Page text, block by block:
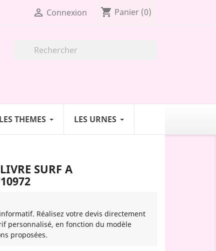
 Connexion shopping_cart Panier (0)
LES THEMES LES URNES
SURF A
Réalisez votre devis directement
personnalisé, en fonction du modèle
proposées.